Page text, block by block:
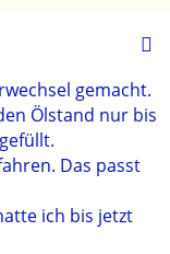
gemacht.
Ölstand nur bis
Das passt
ich bis jetzt